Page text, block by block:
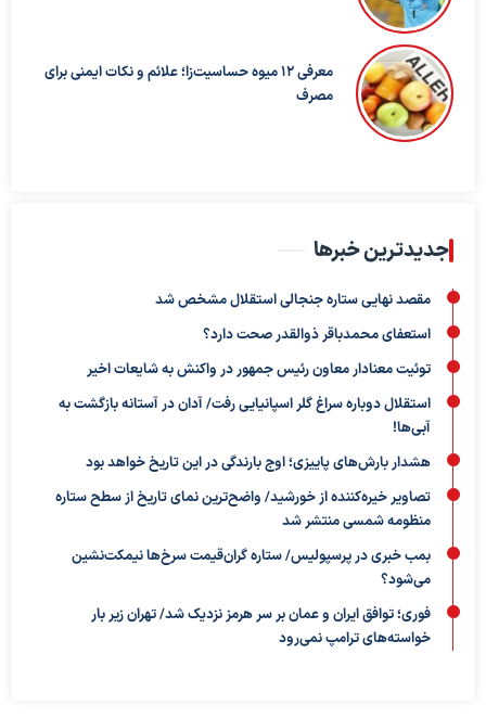
معرفی ۱۲ میوه حساسیت‌زا؛ علائم و نکات ایمنی برای
مصرف
جدیدترین خبرها
مقصد نهایی ستاره جنجالی استقلال مشخص شد
استعفای محمدباقر ذوالقدر صحت دارد؟
توئیت معنادار معاون رئیس جمهور در واکنش به شایعات اخیر
استقلال دوباره سراغ گلر اسپانیایی رفت/ آدان در آستانه بازگشت به
آبی‌ها!
هشدار بارش‌های پاییزی؛ اوج بارندگی در این تاریخ خواهد بود
تصاویر خیره‌کننده از خورشید/ واضح‌ترین نمای تاریخ از سطح ستاره
منظومه شمسی منتشر شد
بمب خبری در پرسپولیس/ ستاره گران‌قیمت سرخ‌ها نیمکت‌نشین
می‌شود؟
فوری؛ توافق ایران و عمان بر سر هرمز نزدیک شد/ تهران زیر بار
خواسته‌های ترامپ نمی‌رود